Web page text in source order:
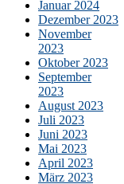
Januar 2024
Dezember 2023
November
2023
Oktober 2023
September
2023
August 2023
Juli 2023
Juni 2023
Mai 2023
April 2023
März 2023